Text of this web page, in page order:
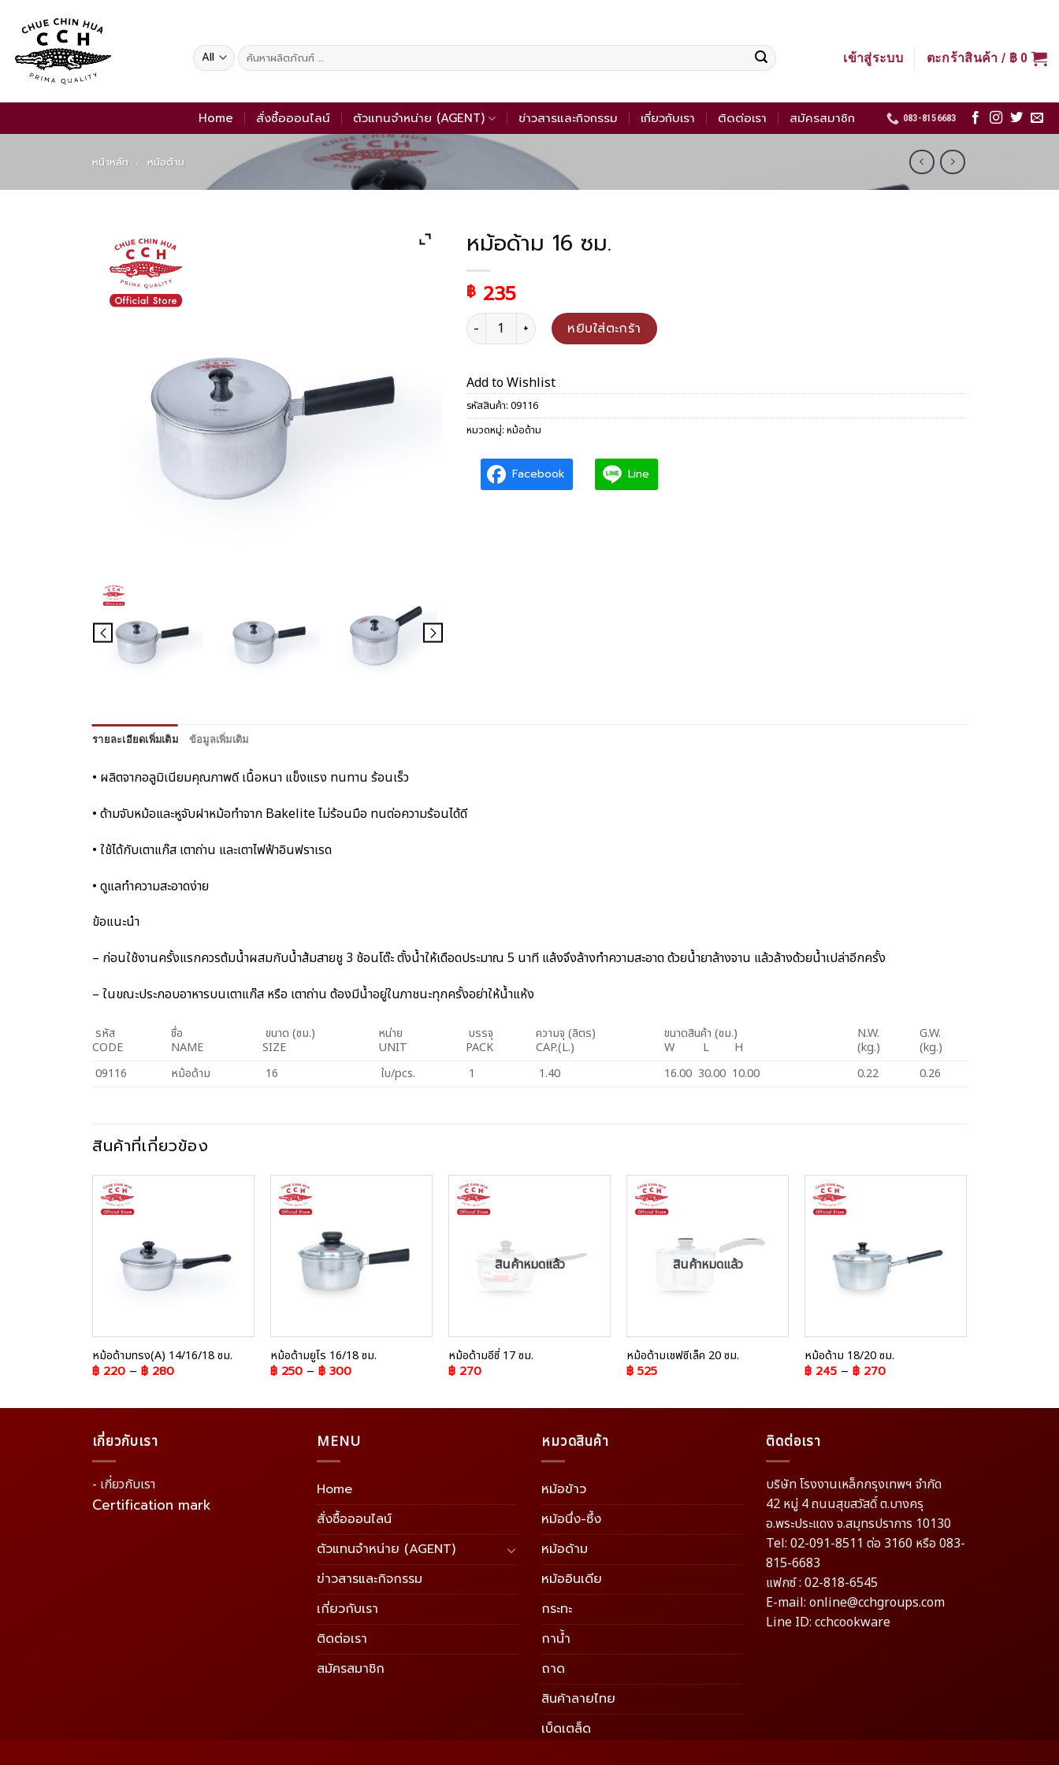
content
ค้นหา: เข้าสู่ระบบ ตะกร้าสินค้า / ฿ 0
Home สั่งซื้อออนไลน์ ตัวแทนจำหน่าย (AGENT) ข่าวสารและกิจกรรม เกี่ยวกับเรา ติดต่อเรา สมัครสมาชิก 083-8156683
หน้าหลัก / หม้อด้าม
หม้อด้าม 16 ซม.
฿ 235
จำนวน หม้อด้าม 16 ซม. ชิ้นหยิบใส่ตะกร้า
Add to Wishlist
รหัสสินค้า: 09116
หมวดหมู่: หม้อด้าม
Facebook Line
รายละเอียดเพิ่มเติม ข้อมูลเพิ่มเติม
• ผลิตจากอลูมิเนียมคุณภาพดี เนื้อหนา แข็งแรง ทนทาน ร้อนเร็ว
• ด้ามจับหม้อและหูจับฝาหม้อทำจาก Bakelite ไม่ร้อนมือ ทนต่อความร้อนได้ดี
• ใช้ได้กับเตาแก๊ส เตาถ่าน และเตาไฟฟ้าอินฟราเรด
• ดูแลทำความสะอาดง่าย
ข้อแนะนำ
– ก่อนใช้งานครั้งแรกควรต้มน้ำผสมกับน้ำส้มสายชู 3 ช้อนโต๊ะ ตั้งน้ำให้เดือดประมาณ 5 นาที แล้งจึงล้างทำความสะอาด ด้วยน้ำยาล้างจาน แล้วล้างด้วยน้ำเปล่าอีกครั้ง
– ในขณะประกอบอาหารบนเตาแก๊ส หรือ เตาถ่าน ต้องมีน้ำอยู่ในภาชนะทุกครั้งอย่าให้น้ำแห้ง
รหัส
CODE
ชื่อ
NAME
ขนาด (ซม.)
SIZE
หน่าย
UNIT
บรรจุ
PACK
ความจุ (ลิตร)
CAP.(L.)
ขนาดสินค้า (ซม.)
W L H
N.W.
(kg.)
G.W.
(kg.)
09116
หม้อด้าม 16 ใบ/pcs. 1 1.40 16.00 30.00 10.00 0.22 0.26
สินค้าที่เกี่ยวข้อง
หม้อด้ามทรง(A) 14/16/18 ซม.
฿220– ฿280
หม้อด้ามยูโร 16/18 ซม.
฿250– ฿300
สินค้าหมดแล้ว
หม้อด้ามอีซี่ 17 ซม.
฿270
สินค้าหมดแล้ว
หม้อด้ามเชฟซีเล็ค 20 ซม.
฿525
หม้อด้าม 18/20 ซม.
฿245– ฿270
เกี่ยวกับเรา
- เกี่ยวกับเรา
Certification mark
MENU
Home
สั่งซื้อออนไลน์
ตัวแทนจำหน่าย (AGENT)
ข่าวสารและกิจกรรม
เกี่ยวกับเรา
ติดต่อเรา
สมัครสมาชิก
หมวดสินค้า
หม้อข้าว
หม้อนึ่ง-ซึ้ง
หม้อด้าม
หม้ออินเดีย
กระทะ
กาน้ำ
ถาด
สินค้าลายไทย
เบ็ดเตล็ด
ติดต่อเรา
บริษัท โรงงานเหล็กกรุงเทพฯ จำกัด
42 หมู่ 4 ถนนสุขสวัสดิ์ ต.บางครุ
อ.พระประแดง จ.สมุทรปราการ 10130
Tel: 02-091-8511 ต่อ 3160 หรือ 083-
815-6683
แฟกซ์ : 02-818-6545
E-mail: online@cchgroups.com
Line ID: cchcookware